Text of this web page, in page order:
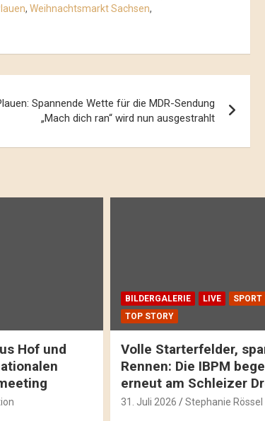
, Weihnachtsmarkt Sachsen,
Spannende Wette für die MDR-Sendung
„Mach dich ran“ wird nun ausgestrahlt
Hof und
BILDERGALERIE LIVE
SPORT
TOP STORY
Volle Starterfelder,
Rennen: Die IBPM
erneut am Schleizer
31. Juli 2026 Stephanie Rössel